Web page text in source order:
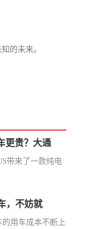
的未来。
更贵？大通
带来了一款纯电
，不妨就
用车成本不断上